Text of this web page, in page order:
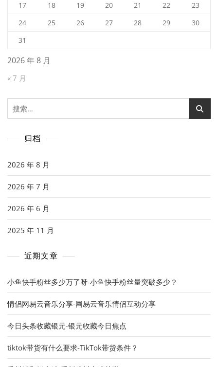
2026 年 8 月
17
18 19 20 21 22
23
24
25 26 27 28 29
30
31
« 7 月
搜
索：
归档
2026 年 8 月
2026 年 7 月
2026 年 6 月
2025 年 11 月
近期文章
小鱼快手粉丝多少万了呀-小鱼快手粉丝量突破多少？
情侣网易云音乐分享-网易云音乐情侣互动分享
今日头条收藏银元-银元收藏今日焦点
tiktok带货有什么要求-TikTok带货条件？